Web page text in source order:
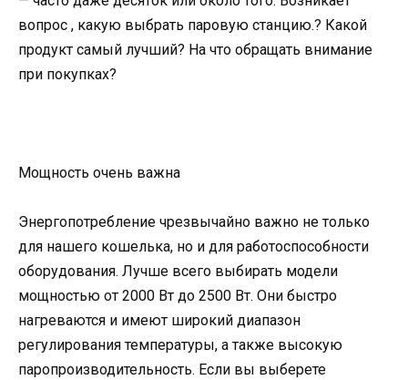
вопрос , какую выбрать паровую станцию.? Какой
продукт самый лучший? На что обращать внимание
при покупках?
Мощность очень важна
Энергопотребление чрезвычайно важно не только
для нашего кошелька, но и для работоспособности
оборудования. Лучше всего выбирать модели
мощностью от 2000 Вт до 2500 Вт. Они быстро
нагреваются и имеют широкий диапазон
регулирования температуры, а также высокую
паропроизводительность. Если вы выберете